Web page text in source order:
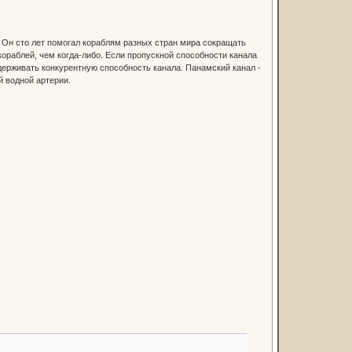
сто лет помогал кораблям разных стран мира сокращать
чем когда-либо. Если пропускной способности канала
конкурентную способность канала. Панамский канал -
водной артерии.